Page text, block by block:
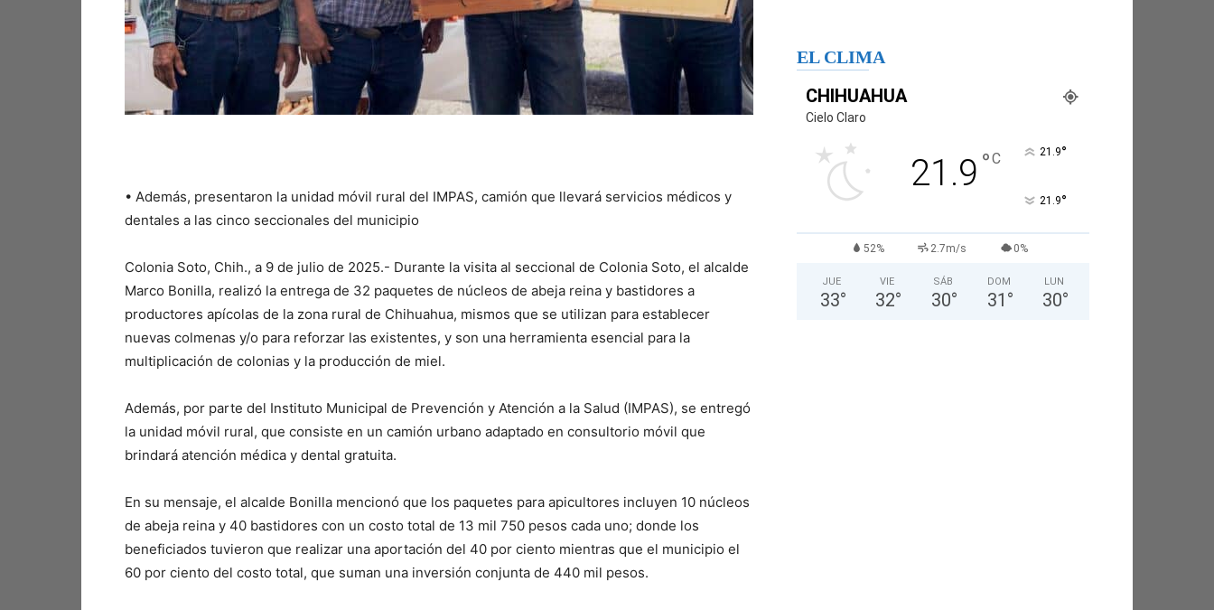
•⁠ ⁠Además, presentaron la unidad móvil rural del IMPAS, camión que llevará servicios médicos y
dentales a las cinco seccionales del municipio
Colonia Soto, Chih., a 9 de julio de 2025.- Durante la visita al seccional de Colonia Soto, el alcalde
Marco Bonilla, realizó la entrega de 32 paquetes de núcleos de abeja reina y bastidores a
productores apícolas de la zona rural de Chihuahua, mismos que se utilizan para establecer
nuevas colmenas y/o para reforzar las existentes, y son una herramienta esencial para la
multiplicación de colonias y la producción de miel.
Además, por parte del Instituto Municipal de Prevención y Atención a la Salud (IMPAS), se entregó
la unidad móvil rural, que consiste en un camión urbano adaptado en consultorio móvil que
brindará atención médica y dental gratuita.
En su mensaje, el alcalde Bonilla mencionó que los paquetes para apicultores incluyen 10 núcleos
de abeja reina y 40 bastidores con un costo total de 13 mil 750 pesos cada uno; donde los
beneficiados tuvieron que realizar una aportación del 40 por ciento mientras que el municipio el
60 por ciento del costo total, que suman una inversión conjunta de 440 mil pesos.
EL CLIMA
CHIHUAHUA
Cielo Claro
21.9 °C 21.9°
21.9°
52% 2.7m/s 0%
JUE
33°
VIE
32°
SÁB
30°
DOM
31 °
LUN
30°